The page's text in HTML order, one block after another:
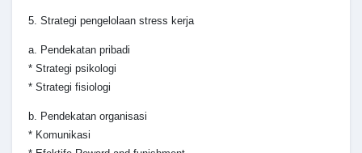
5. Strategi pengelolaan stress kerja
a. Pendekatan pribadi
* Strategi psikologi
* Strategi fisiologi
b. Pendekatan organisasi
* Komunikasi